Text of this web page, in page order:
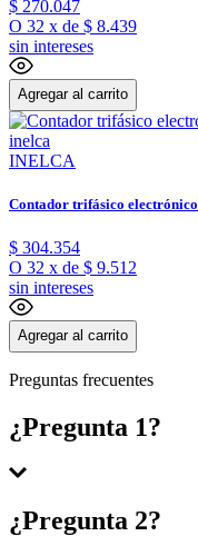
$ 270.047
O 32 x de $ 8.439
sin intereses
Agregar al carrito
INELCA
Contador trifásico electrónico
$ 304.354
O 32 x de $ 9.512
sin intereses
Agregar al carrito
Preguntas frecuentes
¿Pregunta 1?
Respuesta 1
¿Pregunta 2?